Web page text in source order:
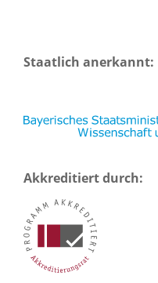
Staatlich anerkannt:
Akkreditiert durch: